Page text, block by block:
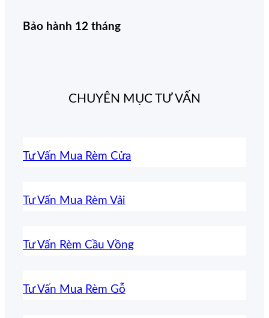
Bảo hành 12 tháng
CHUYÊN MỤC TƯ VẤN
Tư Vấn Mua Rèm Cửa
Tư Vấn Mua Rèm Vải
Tư Vấn Rèm Cầu Vồng
Tư Vấn Mua Rèm Gỗ